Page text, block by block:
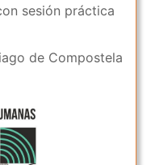
sesión práctica
de Compostela